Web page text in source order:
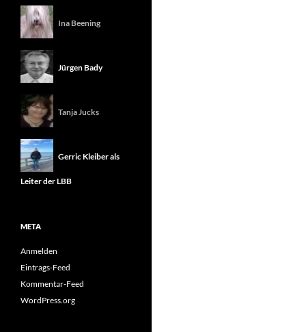
Ina Beening
Jürgen Bady
Tanja Jucks
Gerric Kleiber als
Leiter der LBB
META
Anmelden
Eintrags-Feed
Kommentar-Feed
WordPress.org